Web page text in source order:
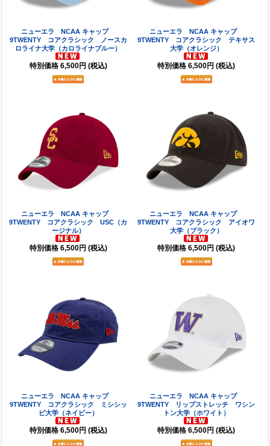
ニューエラ NCAA キャップ
9TWENTY コアクラシック ノースカ
ロライナ大学（カロライナブルー）
特別価格 6,500円 (税込)
ニューエラ NCAA キャップ
9TWENTY コアクラシック テキサス
大学（オレンジ）
特別価格 6,500円 (税込)
ニューエラ NCAA キャップ
9TWENTY コアクラシック USC（カ
ージナル）
特別価格 6,500円 (税込)
ニューエラ NCAA キャップ
9TWENTY コアクラシック アイオワ
大学（ブラック）
特別価格 6,500円 (税込)
ニューエラ NCAA キャップ
9TWENTY コアクラシック ミシシッ
ピ大学（ネイビー）
特別価格 6,500円 (税込)
ニューエラ NCAA キャップ
9TWENTY リップストレッチ ワシン
トン大学（ホワイト）
特別価格 6,500円 (税込)